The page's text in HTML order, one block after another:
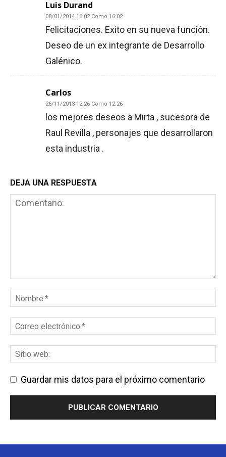
Luis Durand
08/01/2014 16:02 Como 16:02
Felicitaciones. Exito en su nueva función.
Deseo de un ex integrante de Desarrollo
Galénico.
Carlos
26/11/2013 12:26 Como 12:26
los mejores deseos a Mirta , sucesora de
Raul Revilla , personajes que desarrollaron
esta industria .
DEJA UNA RESPUESTA
Guardar mis datos para el próximo comentario